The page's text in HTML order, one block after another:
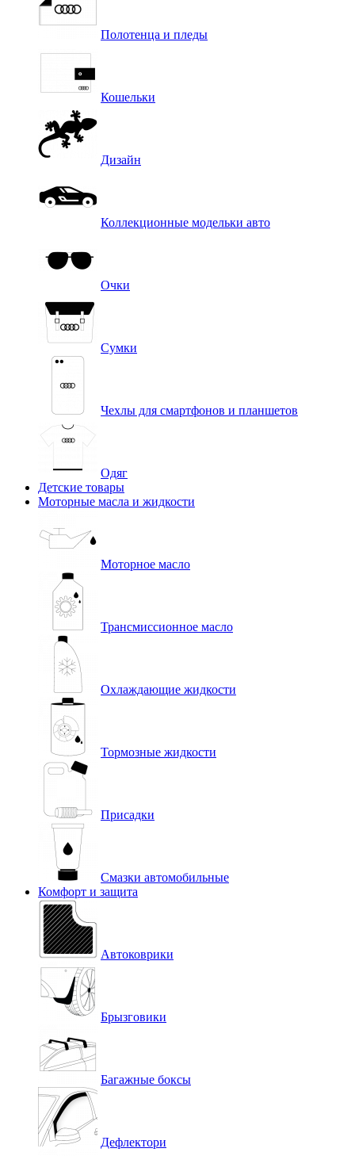
Полотенца и пледы
Кошельки
Дизайн
Коллекционные модельки авто
Очки
Сумки
Чехлы для смартфонов и планшетов
Одяг
Детские товары
Моторные масла и жидкости
Моторное масло
Трансмиссионное масло
Охлаждающие жидкости
Тормозные жидкости
Присадки
Смазки автомобильные
Комфорт и защита
Автоковрики
Брызговики
Багажные боксы
Дефлектори